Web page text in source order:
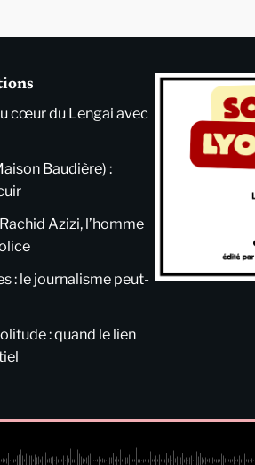
cœur du Lengai avec
Baudière) :
Azizi, l’homme
: le journalisme peut-
: quand le lien